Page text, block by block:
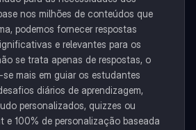
nos milhões de conteúdos que
podemos fornecer respostas
e relevantes para os
se trata apenas de respostas, o
mais em guiar os estudantes
diários de aprendizagem,
personalizados, quizzes ou
e 100% de personalização baseada